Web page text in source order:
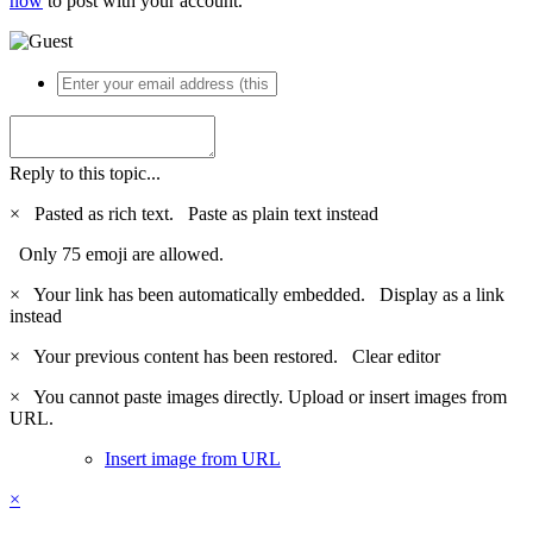
Reply to this topic...
×
Pasted as rich text. Paste as plain text instead
Only 75 emoji are allowed.
×
Your link has been automatically embedded. Display as a link
instead
×
Your previous content has been restored. Clear editor
×
You cannot paste images directly. Upload or insert images from
URL.
Insert image from URL
×